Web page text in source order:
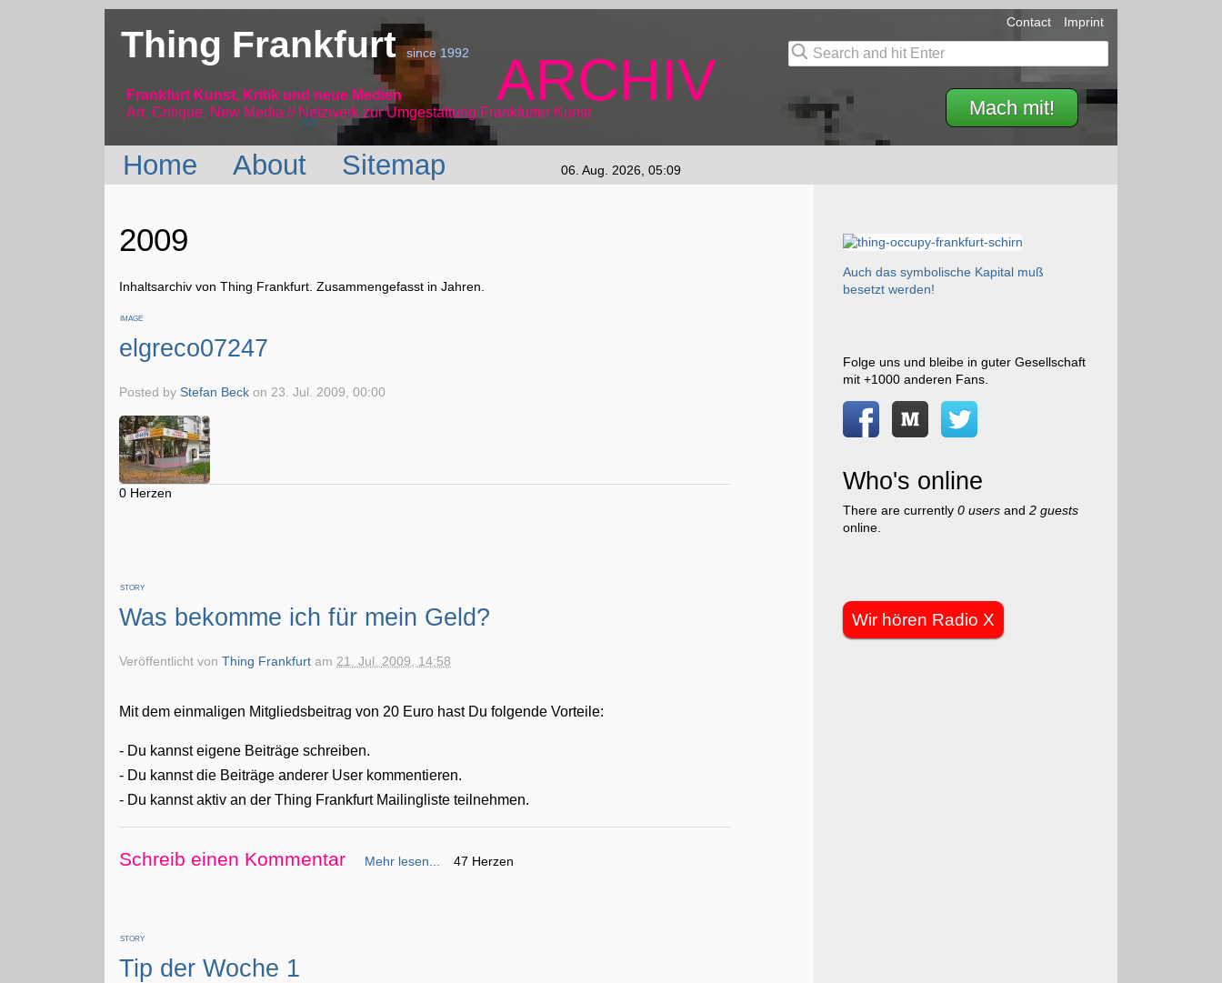
Thing Frankfurtsince 1992
Frankfurt Kunst, Kritik und neue Medien
Art, Critique, New Media // Netzwerk
ARCHIV
zur Umgestaltung Frankfurter Kunst Mach mit!
Contact Imprint
Home About Sitemap 06. Aug. 2026, 05:09
2009
Inhaltsarchiv von Thing Frankfurt. Zusammengefasst in Jahren.
IMAGE
elgreco07247
Posted byStefan Beck on 23. Jul. 2009, 00:00
0 Herzen
STORY
Was bekomme ich für mein Geld?
Veröffentlicht vonThing Frankfurt am 21. Jul. 2009, 14:58
Mit dem einmaligen Mitgliedsbeitrag von 20 Euro hast Du folgende Vorteile:
- Du kannst eigene Beiträge schreiben.
- Du kannst die Beiträge anderer User kommentieren.
- Du kannst aktiv an der Thing Frankfurt Mailingliste teilnehmen.
Schreib einen Kommentar Mehr lesen... 47 Herzen
STORY
Tip der Woche 1
Auch das symbolische Kapital muß
besetzt werden!
Folge uns und bleibe in guter Gesellschaft
mit +1000 anderen Fans.
Who's online
There are currently 0 usersand 2 guests
online.
Wir hören Radio X